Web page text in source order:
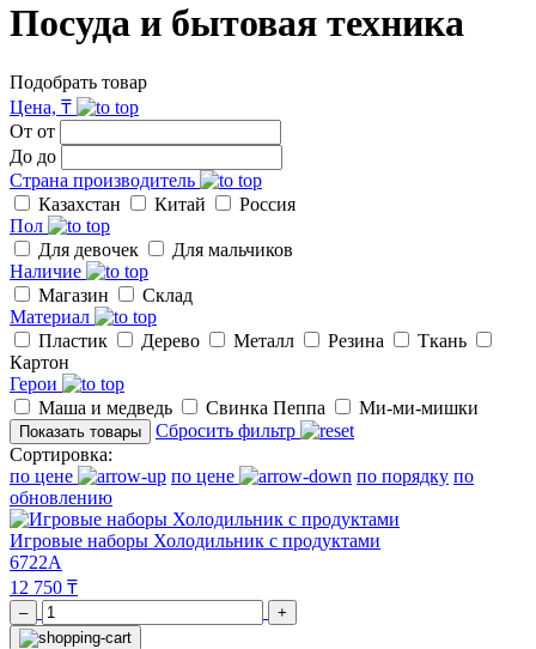
Посуда и бытовая техника
Подобрать товар
Цена, ₸
От от
До до
Страна производитель
Казахстан
Китай
Россия
Пол
Для девочек
Для мальчиков
Наличие
Магазин
Склад
Материал
Пластик
Дерево Металл Резина
Ткань
Картон
Герои
Маша и медведь
Свинка Пеппа Ми-ми-мишки
Показать товары
Сбросить фильтр
Сортировка:
по цене
по цене по порядку по
обновлению
Игровые наборы Холодильник с продуктами
6722A
12 750 ₸
– +